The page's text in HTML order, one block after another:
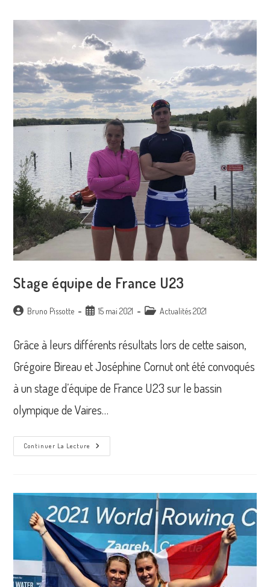
Stage équipe de France U23
Auteur/autrice
publication :
Bruno Pissotte
Publication
15 mai 2021
Post Actualités 2021
Grâce à leurs différents résultats lors de cette saison,
Grégoire Bireau et Joséphine Cornut ont été convoqués
à un stage d’équipe de France U23 sur le bassin
olympique de Vaires…
Continuer La Lecture
Stage
Équipe